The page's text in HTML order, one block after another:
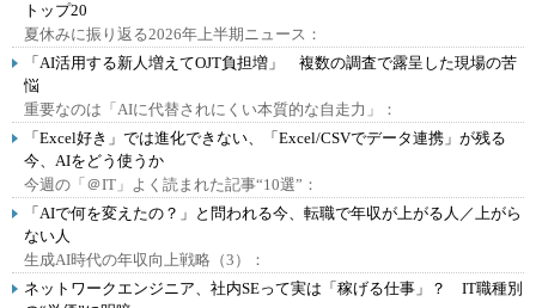
トップ20
夏休みに振り返る2026年上半期ニュース：
「AI活用する新人増えてOJT負担増」 複数の調査で露呈した現場の苦
悩
重要なのは「AIに代替されにくい本質的な自走力」：
「Excel好き」では進化できない、「Excel/CSVでデータ連携」が残る
今、AIをどう使うか
今週の「＠IT」よく読まれた記事“10選”：
「AIで何を変えたの？」と問われる今、転職で年収が上がる人／上がら
ない人
生成AI時代の年収向上戦略（3）：
ネットワークエンジニア、社内SEって実は「稼げる仕事」？ IT職種別